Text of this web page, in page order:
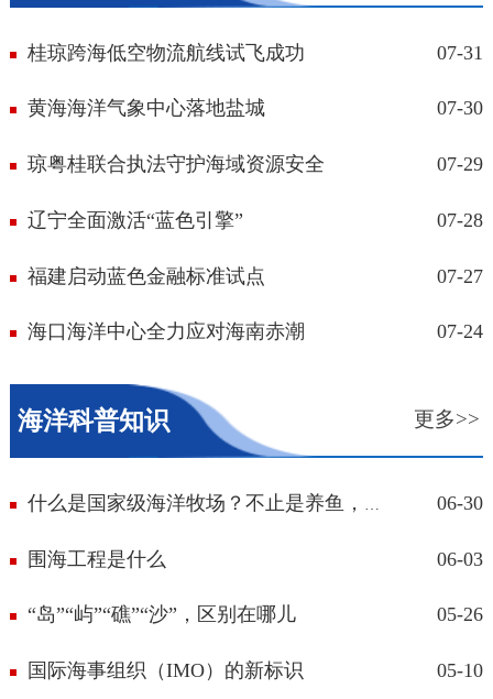
桂琼跨海低空物流航线试飞成功 07-31
黄海海洋气象中心落地盐城 07-30
琼粤桂联合执法守护海域资源安全 07-29
辽宁全面激活“蓝色引擎” 07-28
福建启动蓝色金融标准试点 07-27
海口海洋中心全力应对海南赤潮 07-24
海洋科普知识 更多>>
06-30
围海工程是什么 06-03
“岛”“屿”“礁”“沙”，区别在哪儿 05-26
国际海事组织（IMO）的新标识 05-10